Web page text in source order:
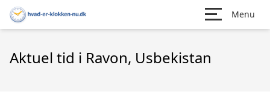
Menu
Aktuel tid i Ravon, Usbekistan